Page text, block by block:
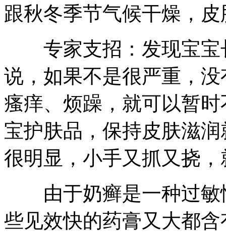
跟秋冬季节气候干燥，
专家支招：发现宝宝
说，如果不是很严重，
瘙痒、烦躁，就可以暂
宝护肤品，保持皮肤滋
很明显，小手又抓又挠
由于奶癣是一种过敏
些见效快的药膏又大都